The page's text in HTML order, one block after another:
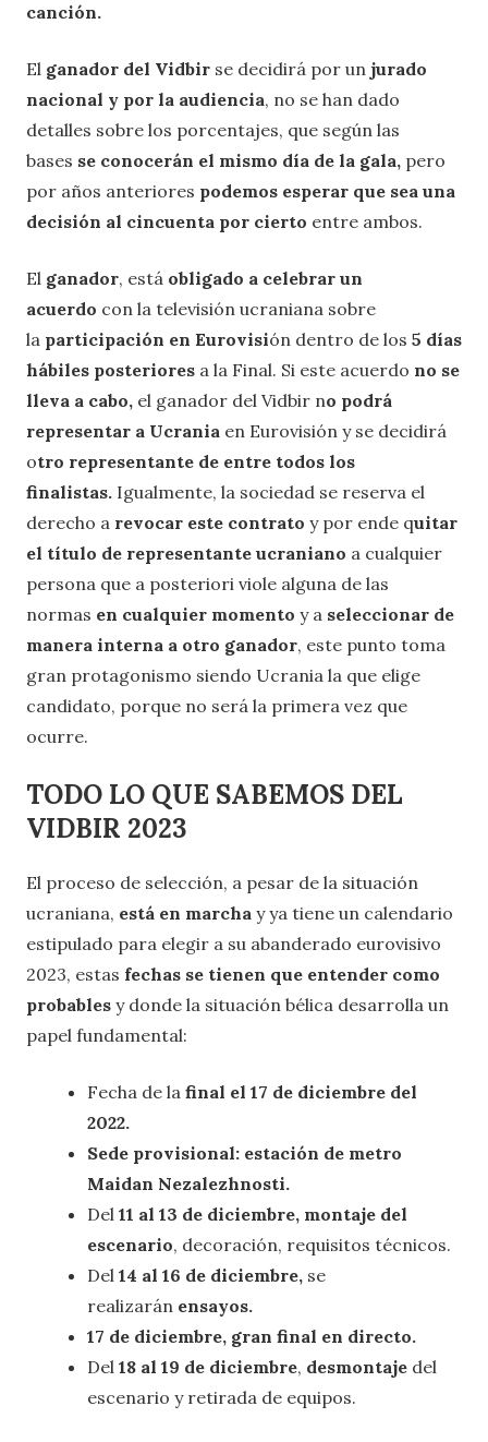
canción.
El ganador del Vidbir se decidirá por un jurado
nacional y por la audiencia, no se han dado
detalles sobre los porcentajes, que según las
bases se conocerán el mismo día de la gala, pero
por años anteriores podemos esperar que sea una
decisión al cincuenta por cierto entre ambos.
El ganador, está obligado a celebrar un
acuerdo con la televisión ucraniana sobre
la participación en Eurovisión dentro de los 5 días
hábiles posteriores a la Final. Si este acuerdo no se
lleva a cabo, el ganador del Vidbir no podrá
representar a Ucrania en Eurovisión y se decidirá
otro representante de entre todos los
finalistas. Igualmente, la sociedad se reserva el
derecho a revocar este contrato y por ende quitar
el título de representante ucraniano a cualquier
persona que a posteriori viole alguna de las
normas en cualquier momento y a seleccionar de
manera interna a otro ganador, este punto toma
gran protagonismo siendo Ucrania la que elige
candidato, porque no será la primera vez que
ocurre.
TODO LO QUE SABEMOS DEL
VIDBIR 2023
El proceso de selección, a pesar de la situación
ucraniana, está en marcha y ya tiene un calendario
estipulado para elegir a su abanderado eurovisivo
2023, estas fechas se tienen que entender como
probables y donde la situación bélica desarrolla un
papel fundamental:
Fecha de la final el 17 de diciembre del
2022.
Sede provisional: estación de metro
Maidan Nezalezhnosti.
Del 11 al 13 de diciembre, montaje del
escenario, decoración, requisitos técnicos.
Del 14 al 16 de diciembre, se
realizarán ensayos.
17 de diciembre, gran final en directo.
Del 18 al 19 de diciembre, desmontaje del
escenario y retirada de equipos.